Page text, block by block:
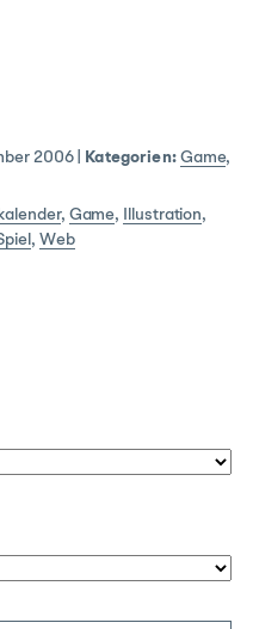
2006| Kategorien: Game,
, Game, Illustration,
, Web